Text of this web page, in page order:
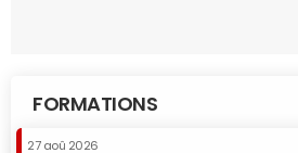
FORMATIONS
27 aoû 2026